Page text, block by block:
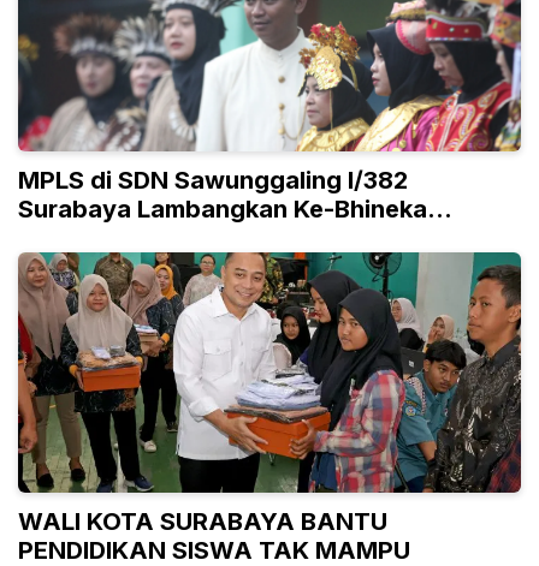
MPLS di SDN Sawunggaling I/382
Surabaya Lambangkan Ke-Bhineka
WALI KOTA SURABAYA BANTU
PENDIDIKAN SISWA TAK MAMPU